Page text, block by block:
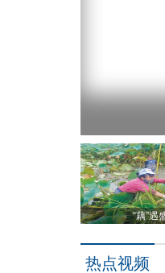
汉江边，银
“藕”遇
热点视频